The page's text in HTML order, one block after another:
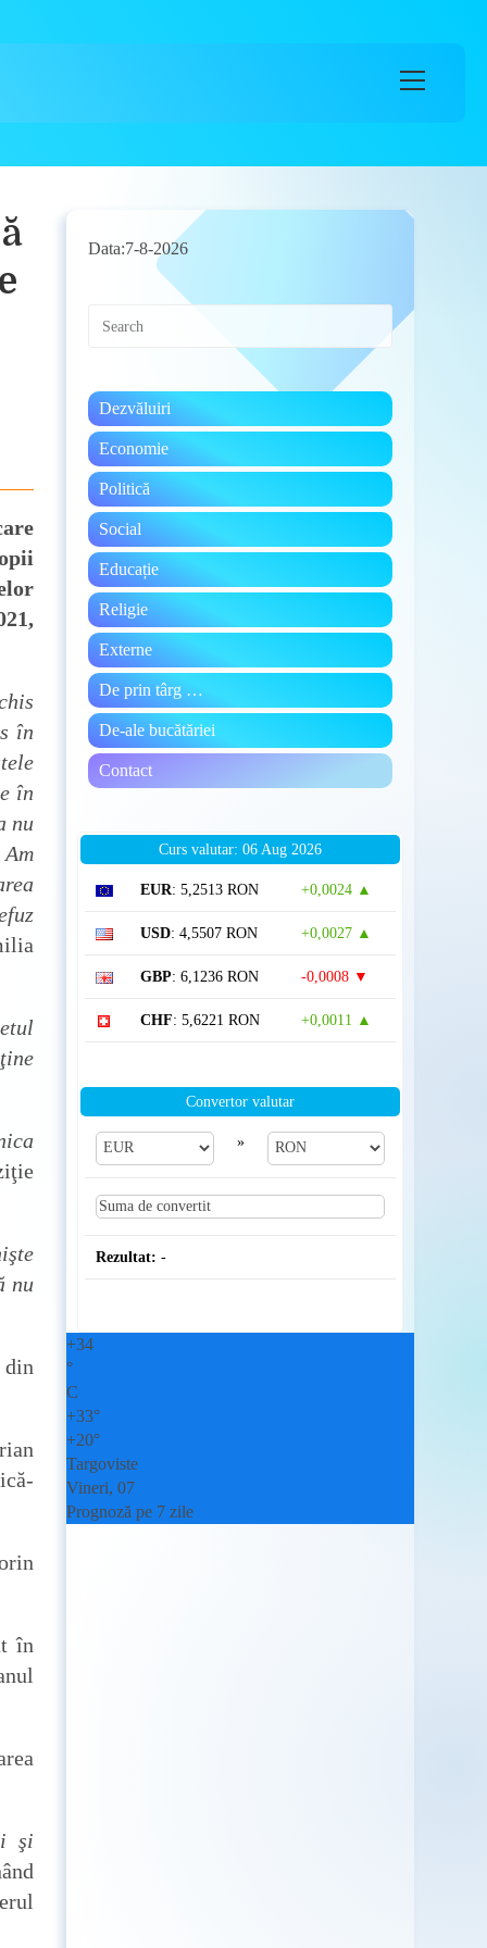
Main
în
în
nu
nu
din
în
şi
Data:7-8-2026
Press
Escape
the
search
panel.
Dezvăluiri
Economie
Politică
Social
Educație
Religie
Externe
De prin târg …
De-ale bucătăriei
Contact
Curs valutar: 06 Aug 2026
EUR: 5,2513 RON +0,0024 ▲
USD: 4,5507 RON +0,0027 ▲
GBP: 6,1236 RON -0,0008 ▼
CHF: 5,6221 RON +0,0011 ▲
Convertor valutar
»
Rezultat: -
+34
°
C
+33°
+20°
Targoviste
Vineri, 07
Prognoză pe 7 zile